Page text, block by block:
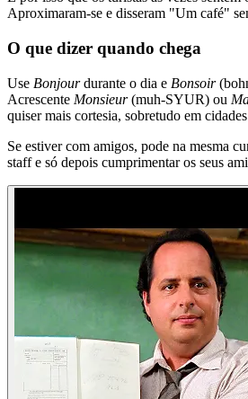
Aproximaram-se e disseram "Um café"
O que dizer quando chega
Use Bonjourdurante o dia e Bonsoir
Acrescente Monsieur(muh-SYUR) ou
quiser mais cortesia, sobretudo em
Se estiver com amigos, pode na mesma
staff e só depois cumprimentar os seus